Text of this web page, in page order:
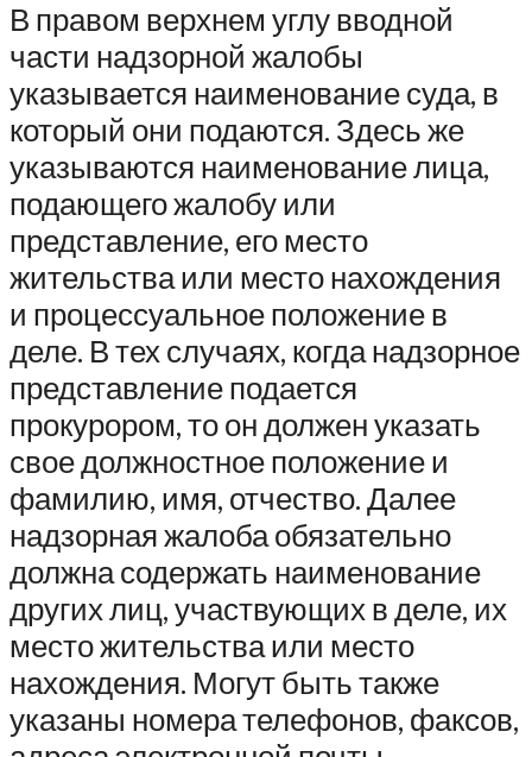
В правом верхнем углу вводной
части надзорной жалобы
указывается наименование суда, в
который они подаются. Здесь же
указываются наименование лица,
подающего жалобу или
представление, его место
жительства или место нахождения
и процессуальное положение в
деле. В тех случаях, когда надзорное
представление подается
прокурором, то он должен указать
свое должностное положение и
фамилию, имя, отчество. Далее
надзорная жалоба обязательно
должна содержать наименование
других лиц, участвующих в деле, их
место жительства или место
нахождения. Могут быть также
указаны номера телефонов, факсов,